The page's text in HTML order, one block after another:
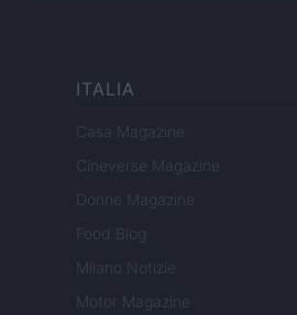
ITALIA
Casa Magazine
Cineverse Magazine
Donne Magazine
Food Blog
Milano Notizie
Motor Magazine